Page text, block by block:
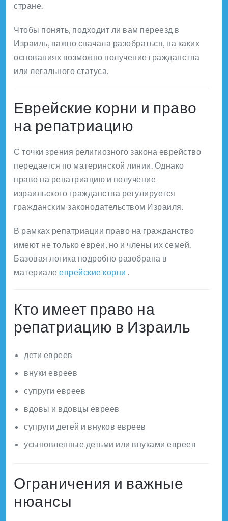
стране.
Чтобы понять, подходит ли вам переезд в
Израиль, важно сначала разобраться, на каких
основаниях возможно получение гражданства
или легального статуса.
Еврейские корни и право
на репатриацию
С точки зрения религиозного закона еврейство
передается по материнской линии. Однако
право на репатриацию и получение
израильского гражданства регулируется
гражданским законодательством Израиля.
В рамках репатриации право на гражданство
имеют не только евреи, но и члены их семей.
Базовая логика подробно разобрана в
материале еврейские корни
Кто имеет право на
репатриацию в Израиль
дети евреев
внуки евреев
супруги евреев
вдовы и вдовцы евреев
супруги детей и внуков евреев
усыновленные детьми или внуками евреев
Ограничения и важные
нюансы